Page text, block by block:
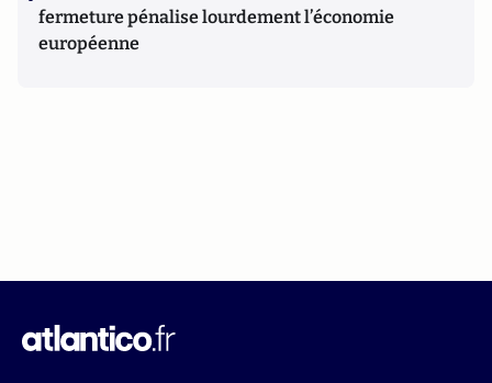
fermeture pénalise lourdement l’économie
européenne